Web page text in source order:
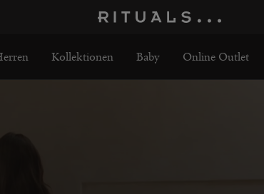
Kollektionen Baby Online Outlet